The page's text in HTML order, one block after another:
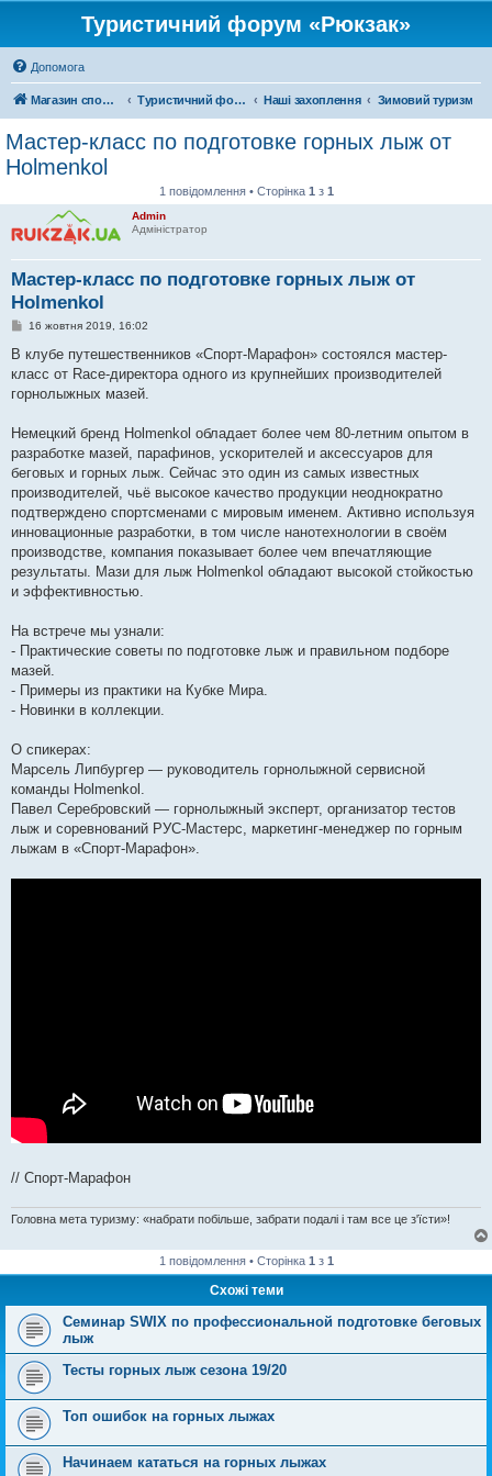
Туристичний форум «Рюкзак»
Допомога
Магазин спорядження Туристичний форум «Рюкзак» Наші захоплення Зимовий туризм
Мастер-класс по подготовке горных лыж от
Holmenkol
1 повідомлення • Сторінка 1 з 1
Admin
Адміністратор
Мастер-класс по подготовке горных лыж от
Holmenkol
П
в
д
о
м
е
н
я
16 жовтня 2019, 16:02
В клубе путешественников «Спорт-Марафон» состоялся мастер-
класс от Race-директора одного из крупнейших производителей
горнолыжных мазей.
Немецкий бренд Holmenkol обладает более чем 80-летним опытом в
разработке мазей, парафинов, ускорителей и аксессуаров для
беговых и горных лыж. Сейчас это один из самых известных
производителей, чьё высокое качество продукции неоднократно
подтверждено спортсменами с мировым именем. Активно используя
инновационные разработки, в том числе нанотехнологии в своём
производстве, компания показывает более чем впечатляющие
результаты. Мази для лыж Holmenkol обладают высокой стойкостью
и эффективностью.
На встрече мы узнали:
- Практические советы по подготовке лыж и правильном подборе
мазей.
- Примеры из практики на Кубке Мира.
- Новинки в коллекции.
О спикерах:
Марсель Липбургер — руководитель горнолыжной сервисной
команды Holmenkol.
Павел Серебровский — горнолыжный эксперт, организатор тестов
лыж и соревнований РУС-Мастерс, маркетинг-менеджер по горным
лыжам в «Спорт-Марафон».
// Спорт-Марафон
Головна мета туризму: «набрати побільше, забрати подалі і там все це з'їсти»!
1 повідомлення • Сторінка 1 з 1
Схожі теми
Семинар SWIX по профессиональной подготовке беговых
лыж
Тесты горных лыж сезона 19/20
Топ ошибок на горных лыжах
Начинаем кататься на горных лыжах